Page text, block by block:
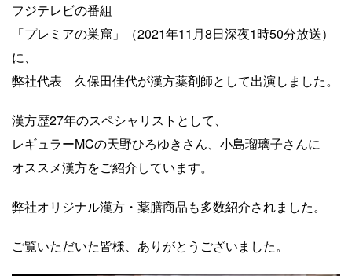
フジテレビの番組
「プレミアの巣窟」（2021年11月8日深夜1時50分放送）
に、
弊社代表 久保田佳代が漢方薬剤師として出演しました。
漢方歴27年のスペシャリストとして、
レギュラーMCの天野ひろゆきさん、小島瑠璃子さんに
オススメ漢方をご紹介しています。
弊社オリジナル漢方・薬膳商品も多数紹介されました。
ご覧いただいた皆様、ありがとうございました。